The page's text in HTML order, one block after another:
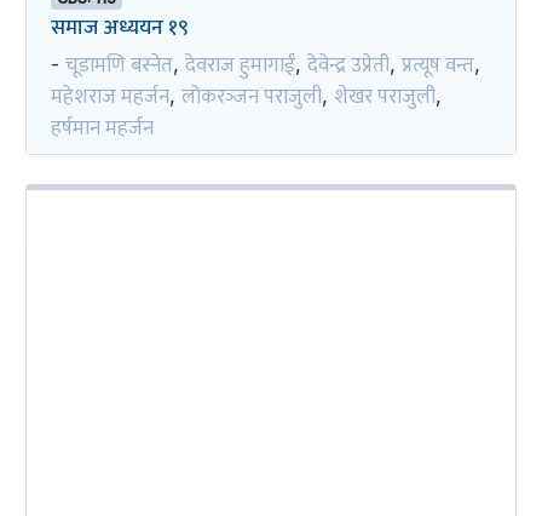
समाज अध्ययन १९
- चूडामणि बस्नेत, देवराज हुमागाईं, देवेन्द्र उप्रेती, प्रत्यूष वन्त,
महेशराज महर्जन, लोकरञ्‍जन पराजुली, शेखर पराजुली,
हर्षमान महर्जन